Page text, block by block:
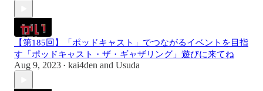
【第185回】「ポッドキャスト」でつながるイベントを目指
す「ポッドキャスト・ザ・ギャザリング」遊びに来てね
Aug 9, 2023 • kai4den and Usuda